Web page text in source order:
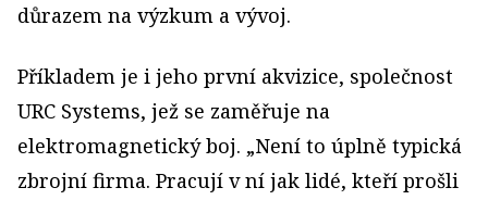
důrazem na výzkum a vývoj.
Příkladem je i jeho první akvizice, společnost
URC Systems, jež se zaměřuje na
elektromagnetický boj. „Není to úplně typická
zbrojní firma. Pracují v ní jak lidé, kteří prošli